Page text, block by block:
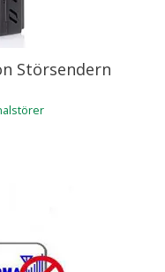
Störsendern